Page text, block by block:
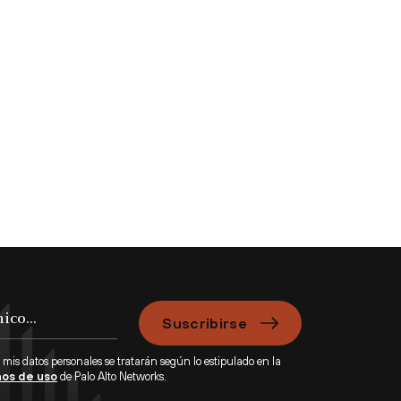
Suscribirse
datos personales se tratarán según lo estipulado en la
de usode Palo Alto Networks.